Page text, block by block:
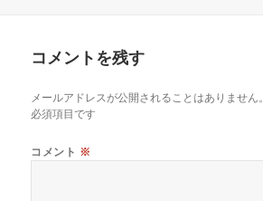
コメントを残す
メールアドレスが公開されることはありません。
必須項目です
コメント ※